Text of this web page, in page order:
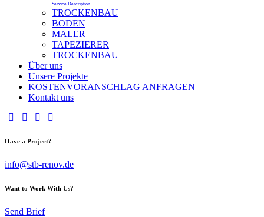
Service Description
TROCKENBAU
BODEN
MALER
TAPEZIERER
TROCKENBAU
Über uns
Unsere Projekte
KOSTENVORANSCHLAG ANFRAGEN
Kontakt uns
Have a Project?
info@stb-renov.de
Want to Work With Us?
Send Brief